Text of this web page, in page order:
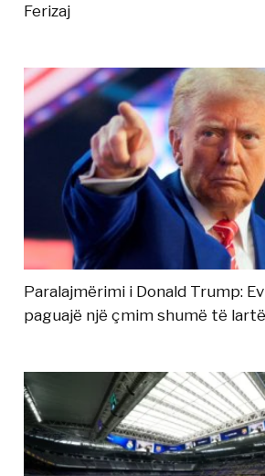
Ferizaj
Paralajmërimi i Donald Trump:
paguajë një çmim shumë të lartë